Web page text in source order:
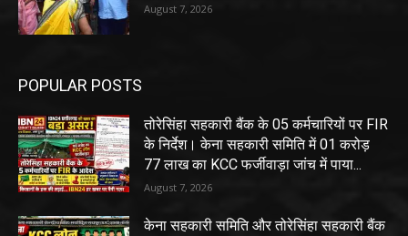
August 7, 2026
POPULAR POSTS
तोरेसिंहा सहकारी बैंक के 05 कर्मचारियों पर FIR
के निर्देश। केना सहकारी समिति में 01 करोड़
77 लाख का KCC फर्जीवाड़ा जांच में पाया...
August 7, 2026
केना सहकारी समिति और तोरेसिंहा सहकारी बैंक